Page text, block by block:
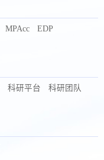
MPAcc
EDP
科研平台
科研团队